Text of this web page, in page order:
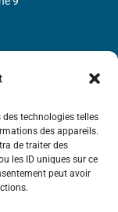
technologies telles
des appareils.
de traiter des
les ID uniques sur ce
peut avoir
TVA intra-